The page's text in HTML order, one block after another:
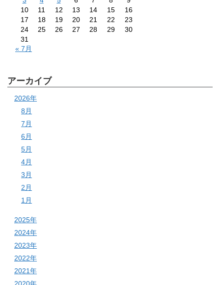
10
11 12 13 14 15
16
17
18 19 20 21 22
23
24
25 26 27 28 29
30
31
« 7月
アーカイブ
2026年
8月
7月
6月
5月
4月
3月
2月
1月
2025年
2024年
2023年
2022年
2021年